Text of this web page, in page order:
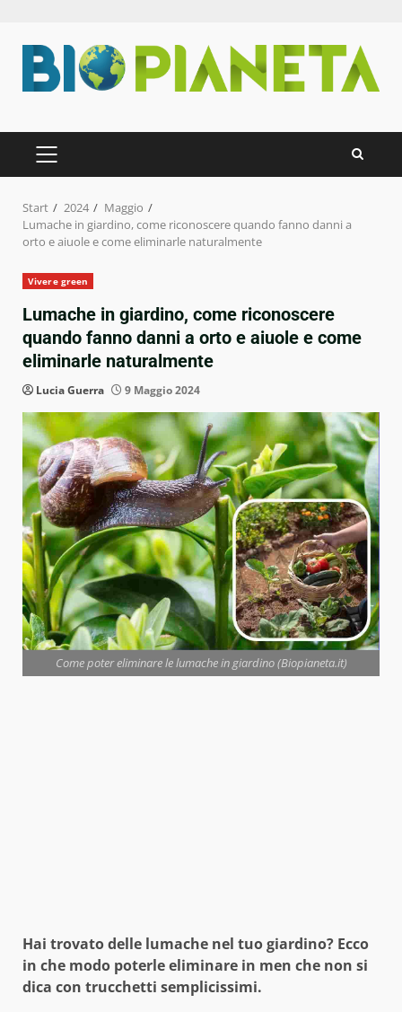
Inhalt
springen
PRIMÄRES
MENÜ
Start 2024
Maggio
Lumache in giardino, come riconoscere quando fanno danni a
orto e aiuole e come eliminarle naturalmente
Vivere green
Lumache in giardino, come riconoscere
quando fanno danni a orto e aiuole e come
eliminarle naturalmente
Lucia Guerra 9 Maggio 2024
Come poter eliminare le lumache in giardino (Biopianeta.it)
Hai trovato delle lumache nel tuo giardino? Ecco
in che modo poterle eliminare in men che non si
dica con trucchetti semplicissimi.